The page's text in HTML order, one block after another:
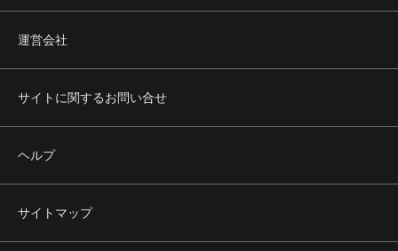
運営会社
サイトに関するお問い合せ
ヘルプ
サイトマップ